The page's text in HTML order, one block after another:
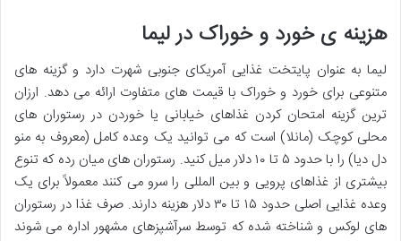
هزینه ی خورد و خوراک در لیما
لیما به عنوان پایتخت غذایی آمریکای جنوبی شهرت دارد و گزینه های
متنوعی برای خورد و خوراک با قیمت های متفاوت ارائه می دهد. ارزان
ترین گزینه امتحان کردن غذاهای خیابانی یا خوردن در رستوران های
محلی کوچک (مانلا) است که می توانید یک وعده کامل (معروف به منو
دل دیا) را با حدود ۵ تا ۱۰ دلار میل کنید. رستوران های میان رده که تنوع
بیشتری از غذاهای پرویی و بین المللی را سرو می کنند معمولاً برای یک
وعده غذایی اصلی حدود ۱۵ تا ۳۰ دلار هزینه دارند. صرف غذا در رستوران
های لوکس و شناخته شده که توسط سرآشپزهای مشهور اداره می شوند